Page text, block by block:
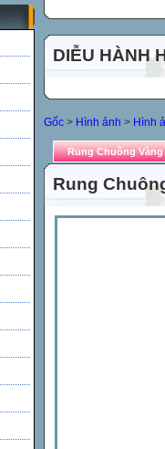
DIỄU HÀNH
Gốc > Hình ảnh > Hình
Rung Chuông Vàng
Rung